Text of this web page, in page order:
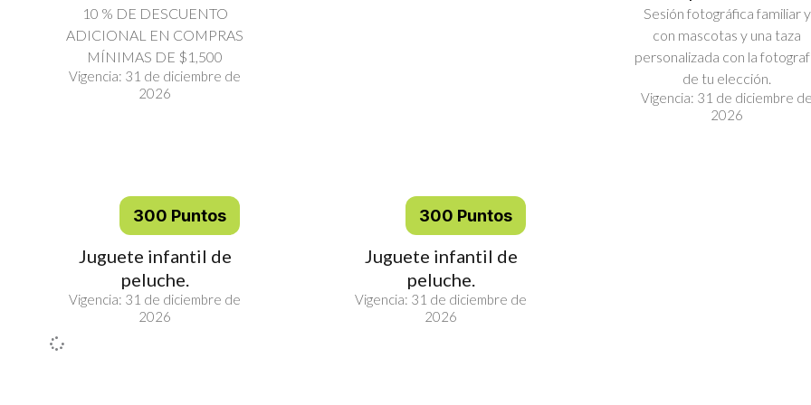
10 % DE DESCUENTO
ADICIONAL EN COMPRAS
MÍNIMAS DE $1,500
Vigencia: 31 de diciembre de
2026
Sesión fotográfica familiar y
con mascotas y una taza
personalizada con la
de tu elección.
Vigencia: 31 de diciembre
2026
300 Puntos
Juguete infantil de
peluche.
Vigencia: 31 de diciembre de
2026
300 Puntos
Juguete infantil de
peluche.
Vigencia: 31 de diciembre de
2026